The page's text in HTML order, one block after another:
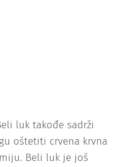
luk takođe sadrži
oštetiti crvena krvna
Beli luk je još